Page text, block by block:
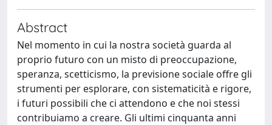
Abstract
Nel momento in cui la nostra società guarda al
proprio futuro con un misto di preoccupazione,
speranza, scetticismo, la previsione sociale offre gli
strumenti per esplorare, con sistematicità e rigore,
i futuri possibili che ci attendono e che noi stessi
contribuiamo a creare. Gli ultimi cinquanta anni